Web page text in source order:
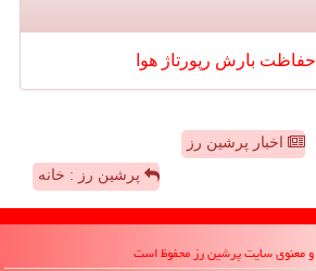
حفاظت بارش رپورتاژ هوا
اخبار پرشین رز
پرشین رز : خانه